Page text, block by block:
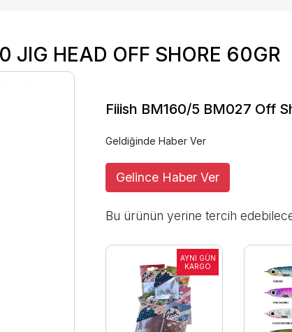
JIG HEAD OFF SHORE 60GR
Fiiish BM160/5 BM027 Off
Geldiğinde Haber Ver
Gelince Haber Ver
Bu ürünün yerine tercih